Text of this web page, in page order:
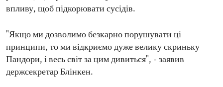
впливу, щоб підкорювати сусідів.
"Якщо ми дозволимо безкарно порушувати ці
принципи, то ми відкриємо дуже велику скриньку
Пандори, і весь світ за цим дивиться", - заявив
держсекретар Блінкен.